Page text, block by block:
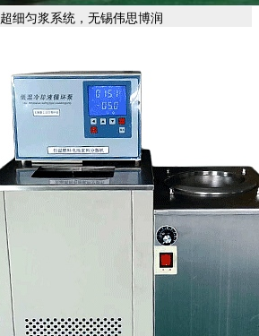
细匀浆系统，无锡伟思博润